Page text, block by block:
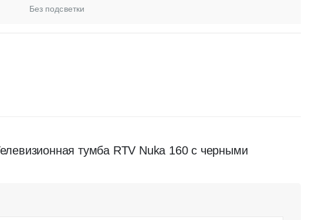
Без подсветки
тумба RTV Nuka 160 с черными